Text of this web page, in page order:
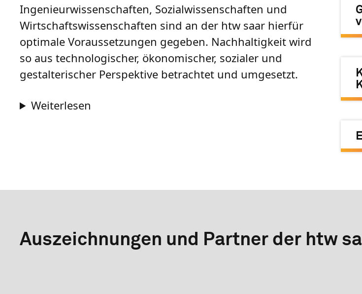
Ingenieurwissenschaften, Sozialwissenschaften und
Wirtschaftswissenschaften sind an der htw saar hierfür
optimale Voraussetzungen gegeben. Nachhaltigkeit wird
so aus technologischer, ökonomischer, sozialer und
gestalterischer Perspektive betrachtet und umgesetzt.
Weiterlesen
Auszeichnungen und Partner der htw